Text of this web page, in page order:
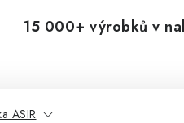
15 000+ výrobků v
ASIR